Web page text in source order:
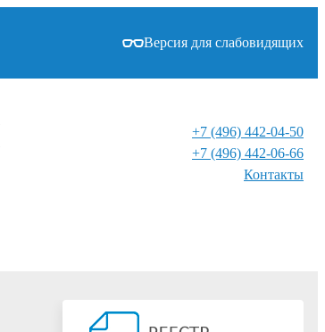
Версия для слабовидящих
+7 (496) 442-04-50
+7 (496) 442-06-66
Контакты⁠